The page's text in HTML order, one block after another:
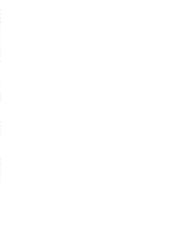
مدل‌های
دسته‌بندی
را انتخاب